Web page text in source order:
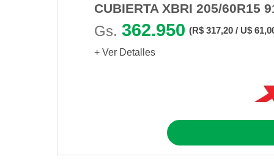
CUBIERTA XBRI 205/60R15
Gs. 362.950 (R$ 317,20 / U$
+ Ver Detalles